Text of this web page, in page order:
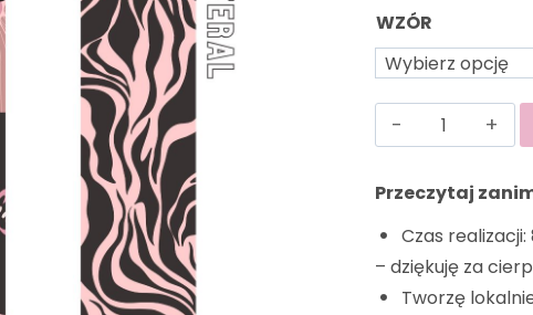
WZÓR
Przeczytaj
Czas
– dziękuję za
Tworzę